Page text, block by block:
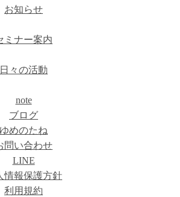
お知らせ
ミナー案内
日々の活動
note
ブログ
ゆめのたね
問い合わせ
LINE
情報保護方針
利用規約